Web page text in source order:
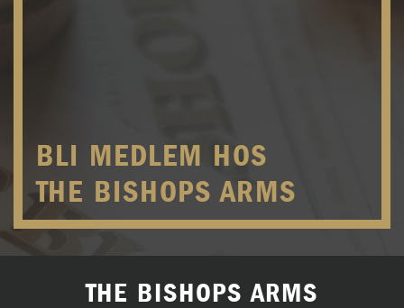
BLI MEDLEM HOS
THE BISHOPS ARMS
THE BISHOPS ARMS